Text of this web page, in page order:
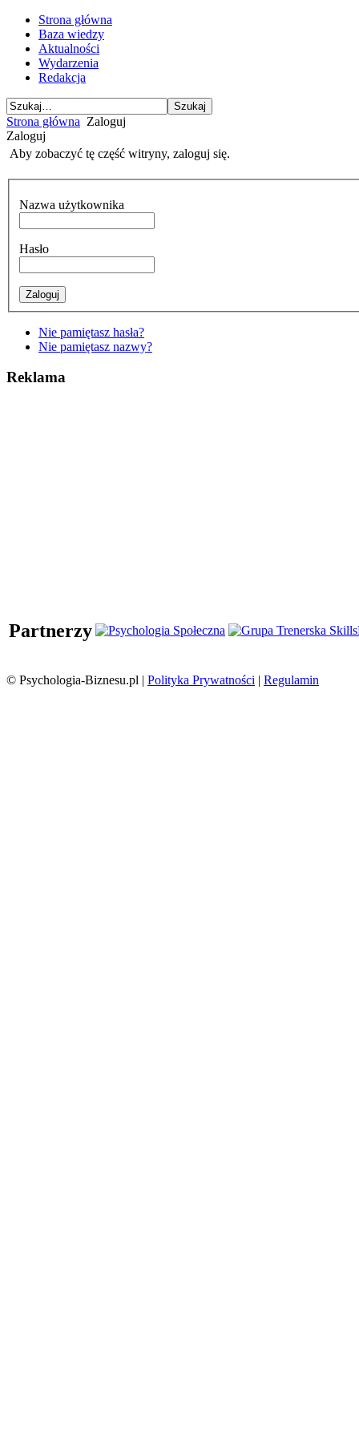
Strona główna
Baza wiedzy
Aktualności
Wydarzenia
Redakcja
Strona główna Zaloguj
Zaloguj
Aby zobaczyć tę część witryny, zaloguj się.
Nazwa użytkownika
Hasło
Nie pamiętasz hasła?
Nie pamiętasz nazwy?
Reklama
Partnerzy
© Psychologia-Biznesu.pl | Polityka Prywatności | Regulamin